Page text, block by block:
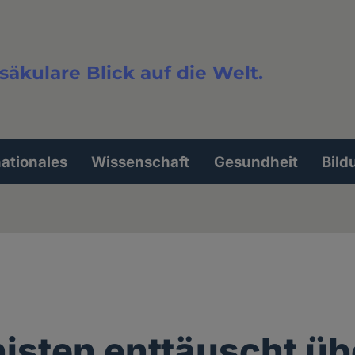
Blick auf die Welt.
Wissenschaft Gesundheit